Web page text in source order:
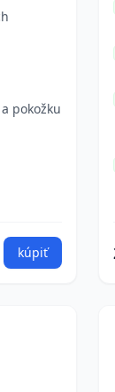
pokožku
kúpiť